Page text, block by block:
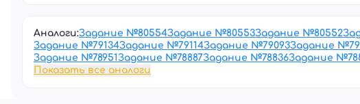
Аналоги:Задание №80554Задание №80553Задание №80552
Задание №79134Задание №79114Задание №79093Задание №
Задание №78951Задание №78887Задание №78836Задание №
Показать все аналоги